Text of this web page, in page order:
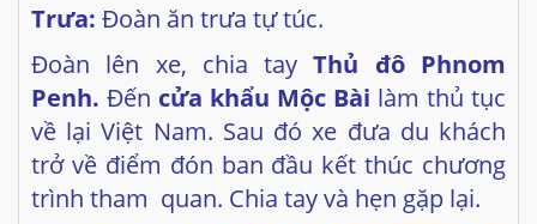
Trưa: Đoàn ăn trưa tự túc.
Đoàn lên xe, chia tayThủ đô Phnom
Penh. Đến cửa khẩu Mộc Bài làm thủ tục
về lại Việt Nam. Sau đó xe đưa du khách
trở về điểm đón ban đầu kết thúc chương
trình tham quan. Chia tay và hẹn gặp lại.